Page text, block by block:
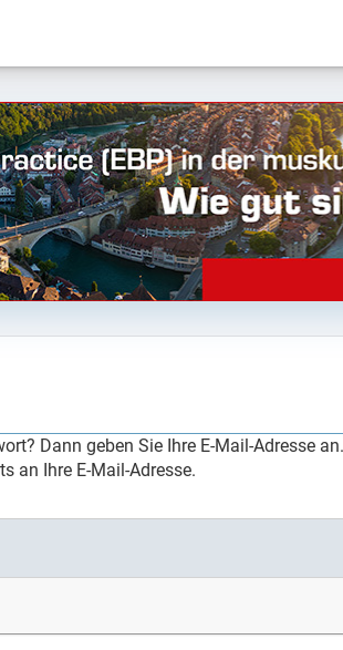
Dann geben Sie Ihre E-Mail-Adresse
an Ihre E-Mail-Adresse.